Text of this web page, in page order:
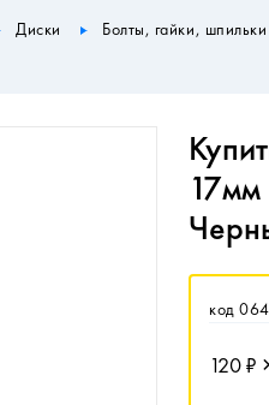
Диски Болты, гайки, шпильки
код
120 ₽